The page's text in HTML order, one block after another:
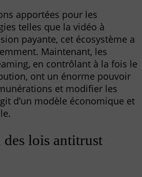
apportées pour les
telles que la vidéo à
payante, cet écosystème a
Maintenant, les
en contrôlant à la fois le
ont un énorme pouvoir
et modifier les
d’un modèle économique et
lois antitrust